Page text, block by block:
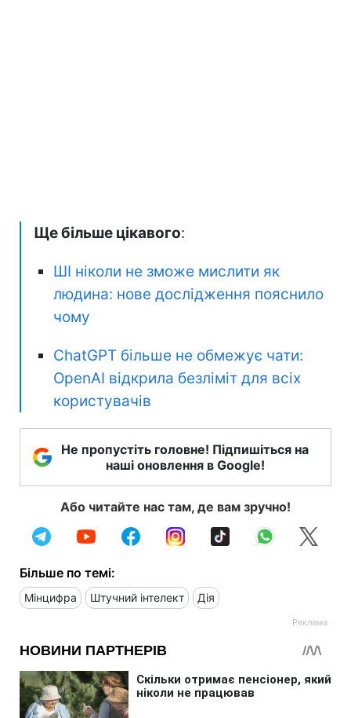
Ще більше цікавого:
ШІ ніколи не зможе мислити як
людина: нове дослідження пояснило
чому
ChatGPT більше не обмежує чати:
OpenAI відкрила безліміт для всіх
користувачів
Не пропустіть головне! Підпишіться на
наші оновлення в Google!
Або читайте нас там, де вам зручно!
Більше по темі:
Мінцифра Штучний інтелект Дія